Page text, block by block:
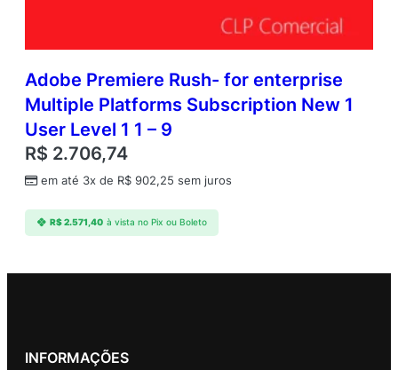
Adobe Premiere Rush- for enterprise
Multiple Platforms Subscription New 1
User Level 1 1 – 9
R$ 2.706,74
em até 3x de R$ 902,25 sem juros
R$2.571,40 à vista no Pix ou Boleto
INFORMAÇÕES